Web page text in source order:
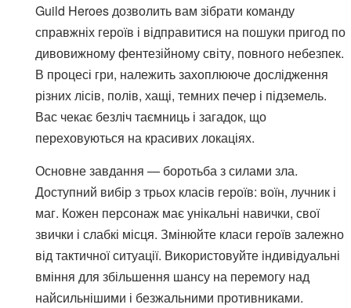
Guild Heroes дозволить вам зібрати команду
справжніх героїв і відправитися на пошуки пригод по
дивовижному фентезійному світу, повного небезпек.
В процесі гри, належить захоплююче дослідження
різних лісів, полів, хащі, темних печер і підземель.
Вас чекає безліч таємниць і загадок, що
переховуються на красивих локаціях.
Основне завдання — боротьба з силами зла.
Доступний вибір з трьох класів героїв: воїн, лучник і
маг. Кожен персонаж має унікальні навички, свої
звички і слабкі місця. Змінюйте класи героїв залежно
від тактичної ситуації. Використовуйте індивідуальні
вміння для збільшення шансу на перемогу над
найсильнішими і безжальними противниками.